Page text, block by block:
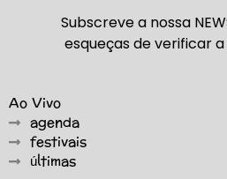
Subscreve a nossa
esqueças de verificar
Ao Vivo
agenda
festivais
últimas